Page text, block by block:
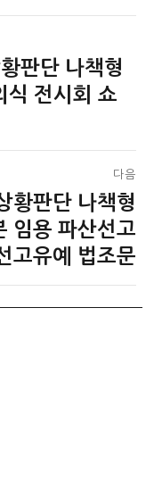
판단 나책형
식 전시회 쇼
다음
황판단 나책형
임용 파산선고
고유예 법조문